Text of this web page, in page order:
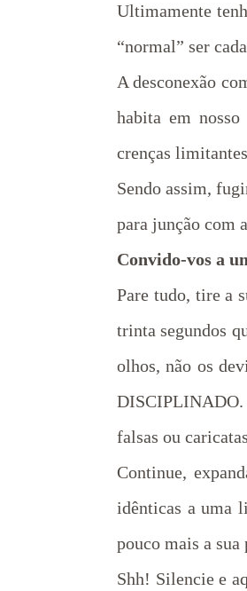
Ultimamente
“normal” ser
A desconexão
habita em
crenças
Sendo assim,
para junção com
Convido-vos a
Pare tudo, tire a
trinta segundos
olhos, não os
DISCIPLINADO.
falsas ou
Continue,
idênticas a uma
pouco mais a
Shh! Silencie e